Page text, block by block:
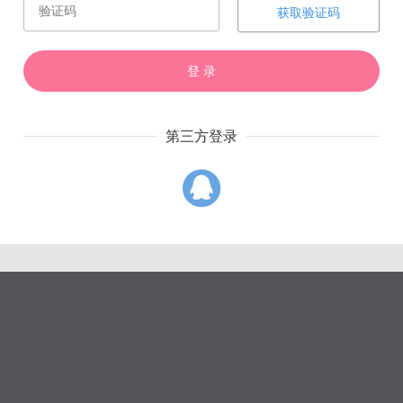
赏 催 票
上一章 下一章
获取验证码
登 录
第三方登录